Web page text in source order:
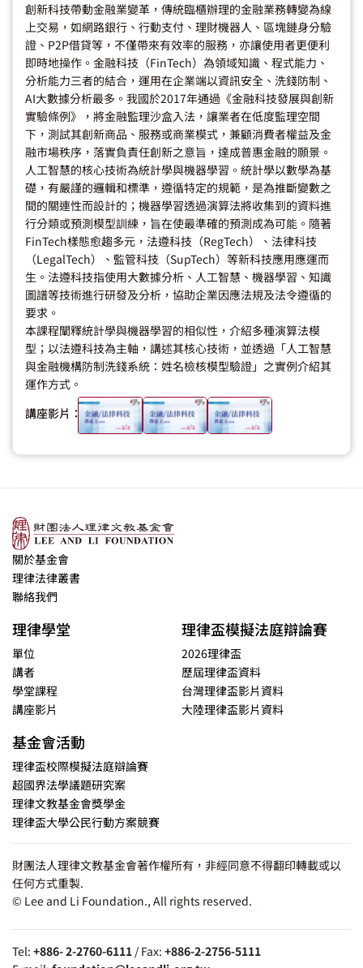
創新科技帶動金融業變革，傳統臨櫃辦理的金融業務轉變為線
上交易，如網路銀行、行動支付、理財機器人、區塊鏈身分驗
證、P2P借貸等，不僅帶來有效率的服務，亦讓使用者更便利
即時地操作。金融科技（FinTech）為領域知識、程式能力、
分析能力三者的結合，運用在企業端以資訊安全、洗錢防制、
AI大數據分析最多。我國於2017年通過《金融科技發展與創新
實驗條例》，將金融監理沙盒入法，讓業者在低度監理空間
下，測試其創新商品、服務或商業模式，兼顧消費者權益及金
融市場秩序，落實負責任創新之意旨，達成普惠金融的願景。
人工智慧的核心技術為統計學與機器學習。統計學以數學為基
礎，有嚴謹的邏輯和標準，遵循特定的規範，是為推斷變數之
間的關連性而設計的；機器學習透過演算法將收集到的資料進
行分類或預測模型訓練，旨在使最準確的預測成為可能。隨著
FinTech樣態愈趨多元，法遵科技（RegTech）、法律科技
（LegalTech）、監管科技（SupTech）等新科技應用應運而
生。法遵科技指使用大數據分析、人工智慧、機器學習、知識
圖譜等技術進行研發及分析，協助企業因應法規及法令遵循的
要求。
本課程闡釋統計學與機器學習的相似性，介紹多種演算法模
型；以法遵科技為主軸，講述其核心技術，並透過「人工智慧
與金融機構防制洗錢系統：姓名檢核模型驗證」之實例介紹其
運作方式。
講座影片：
關於基金會
理律法律叢書
聯絡我們
理律學堂
單位
講者
學堂課程
講座影片
理律盃模擬法庭辯論賽
2026理律盃
歷屆理律盃資料
台灣理律盃影片資料
大陸理律盃影片資料
基金會活動
理律盃校際模擬法庭辯論賽
超國界法學議題研究案
理律文教基金會獎學金
理律盃大學公民行動方案競賽
財團法人理律文教基金會著作權所有，非經同意不得翻印轉載或以
任何方式重製.
© Lee and Li Foundation., All rights reserved.
Tel: +886- 2-2760-6111 / Fax: +886-2-2756-5111